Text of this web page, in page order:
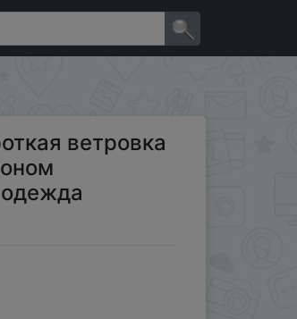
мужская брендовая одежда
ветровка